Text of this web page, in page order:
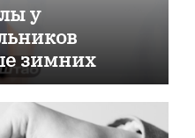
у
зимних